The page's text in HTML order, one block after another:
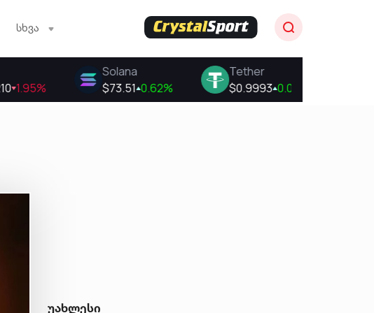
სხვა
უახლესი